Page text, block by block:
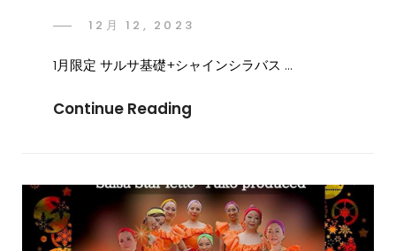
12月 12, 2023
1月限定 サルサ基礎+シャインシラバス …
Continue Reading